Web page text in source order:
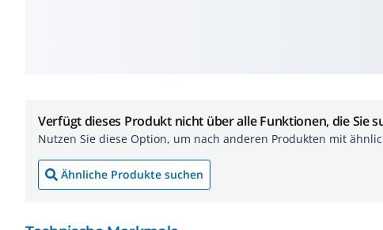
Verfügt dieses Produkt nicht über alle Funktionen, die Sie
Nutzen Sie diese Option, um nach anderen Produkten mit
Ähnliche Produkte suchen